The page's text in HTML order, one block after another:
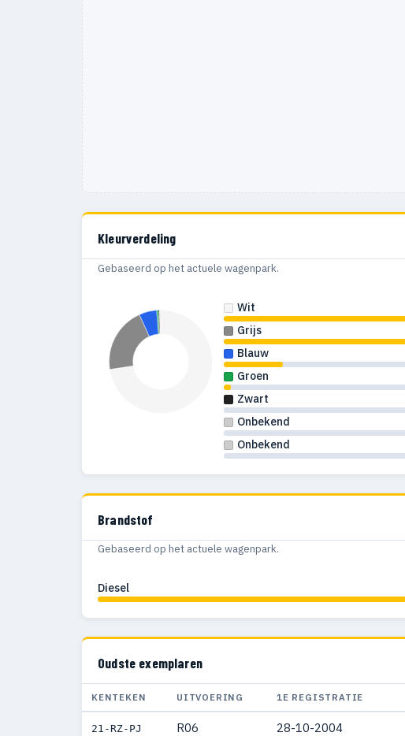
Kleurverdeling
Gebaseerd op het actuele wagenpark.
Wit
Grijs
Blauw
Groen
Zwart
Onbekend
Onbekend
Brandstof
Gebaseerd op het actuele wagenpark.
Diesel
Oudste exemplaren
KENTEKEN UITVOERING 1E REGISTRATIE
21-RZ-PJ R06 28-10-2004